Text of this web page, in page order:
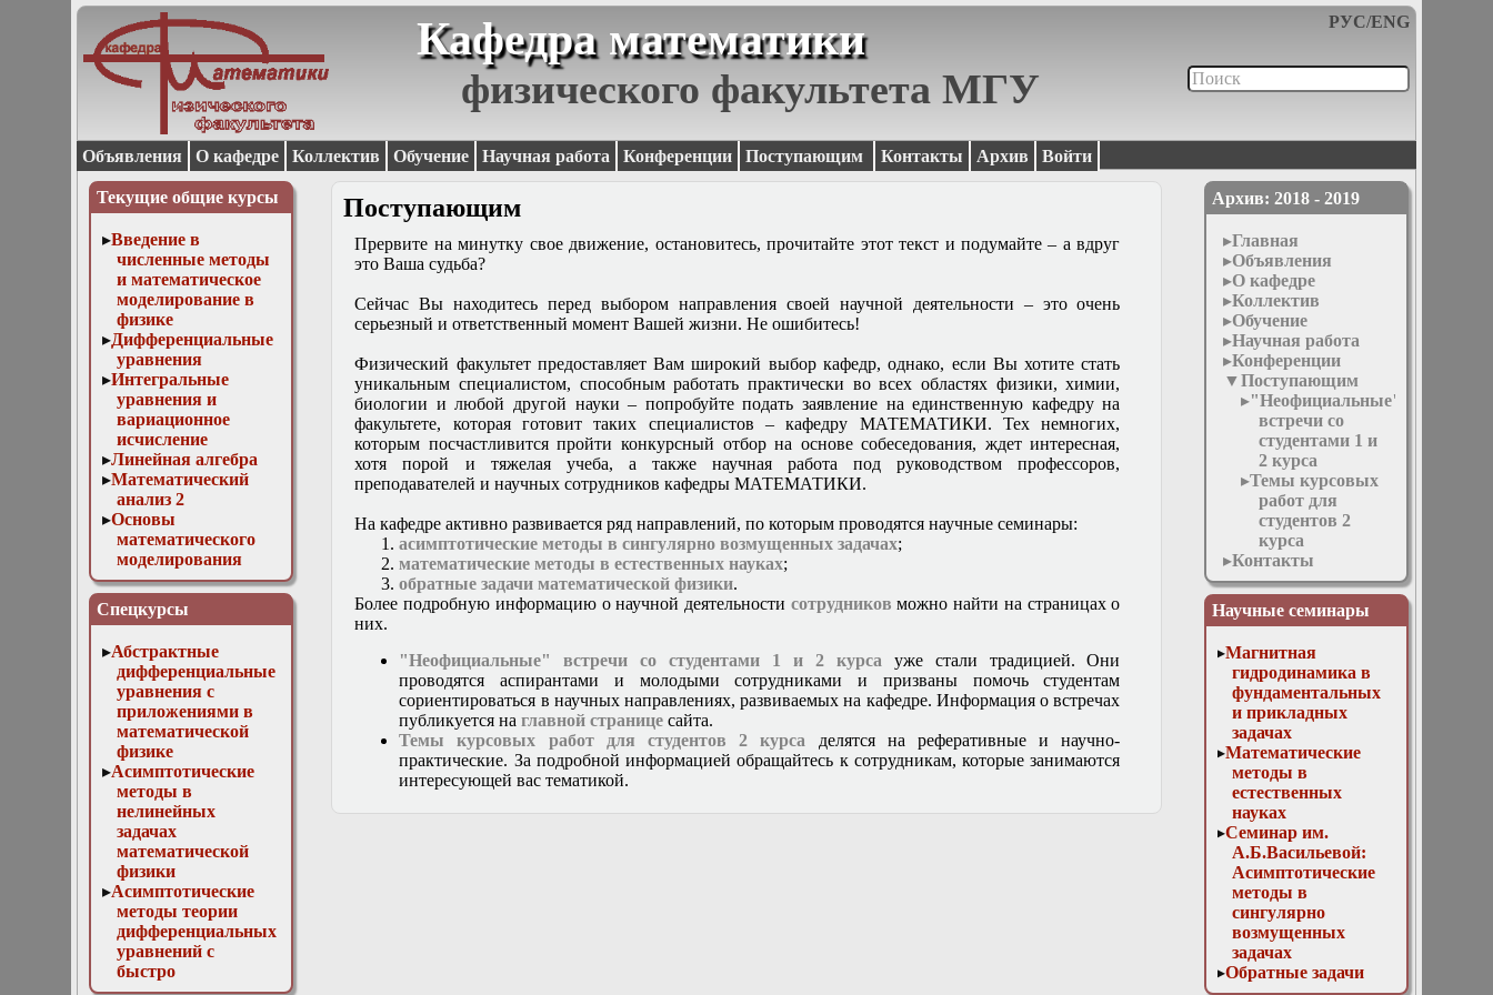
РУС/ENG
Кафедра математики
физического факультета МГУ
Объявления О кафедре Коллектив Обучение Научная работа Конференции Поступающим Контакты Архив Войти
Текущие общие курсы
Введение в
численные методы
и математическое
моделирование в
физике
Дифференциальные
уравнения
Интегральные
уравнения и
вариационное
исчисление
Линейная алгебра
Математический
анализ 2
Основы
математического
моделирования
Численные методы
в физике
Спецкурсы
Абстрактные
дифференциальные
уравнения с
приложениями в
математической
физике
Асимптотические
методы в
нелинейных
задачах
математической
физики
Асимптотические
методы теории
дифференциальных
уравнений с
быстро
осциллирующими
Архив: 2018 - 2019
Главная
Объявления
О кафедре
Коллектив
Обучение
Научная работа
Конференции
Поступающим
"Неофициальные"
встречи со
студентами 1 и
2 курса
Темы курсовых
работ для
студентов 2
курса
Контакты
Научные семинары
Магнитная
гидродинамика в
фундаментальных
и прикладных
задачах
Математические
методы в
естественных
науках
Семинар им.
А.Б.Васильевой:
Асимптотические
методы в
сингулярно
возмущенных
задачах
Обратные задачи
Поступающим
Прервите на минутку свое движение, остановитесь, прочитайте этот текст и подумайте – а вдруг
это Ваша судьба?
Сейчас Вы находитесь перед выбором направления своей научной деятельности – это очень
серьезный и ответственный момент Вашей жизни. Не ошибитесь!
Физический факультет предоставляет Вам широкий выбор кафедр, однако, если Вы хотите стать
уникальным специалистом, способным работать практически во всех областях физики, химии,
биологии и любой другой науки – попробуйте подать заявление на единственную кафедру на
факультете, которая готовит таких специалистов – кафедру МАТЕМАТИКИ. Тех немногих,
которым посчастливится пройти конкурсный отбор на основе собеседования, ждет интересная,
хотя порой и тяжелая учеба, а также научная работа под руководством профессоров,
преподавателей и научных сотрудников кафедры МАТЕМАТИКИ.
На кафедре активно развивается ряд направлений, по которым проводятся научные семинары:
асимптотические методы в сингулярно возмущенных задачах;
математические методы в естественных науках;
обратные задачи математической физики.
Более подробную информацию о научной деятельности сотрудников можно найти на страницах о
них.
"Неофициальные" встречи со студентами 1 и 2 курса уже стали традицией. Они
проводятся аспирантами и молодыми сотрудниками и призваны помочь студентам
сориентироваться в научных направлениях, развиваемых на кафедре. Информация о встречах
публикуется наглавной странице сайта.
Темы курсовых работ для студентов 2 курса делятся на реферативные и научно-
практические. За подробной информацией обращайтесь к сотрудникам, которые занимаются
интересующей вас тематикой.